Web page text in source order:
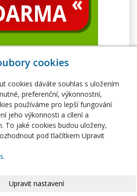
Webhosting
Hosting
Ostatní
cookies
cookies dáváte souhlas s uložením
preferenční, výkonnostní,
používáme pro lepší fungování
jeho výkonnosti a cílení a
To jaké cookies budou uloženy,
pod tlačítkem Upravit
Upravit nastavení